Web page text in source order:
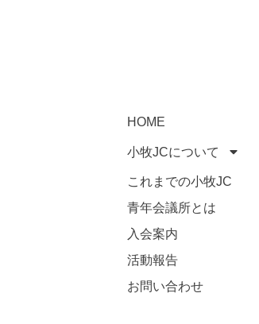
HOME
小牧JCについて
これまでの小牧JC
青年会議所とは
入会案内
活動報告
お問い合わせ